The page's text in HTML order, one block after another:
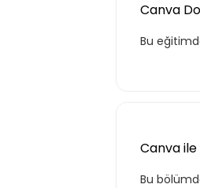
Canva
Bu
Canva ile
Bu